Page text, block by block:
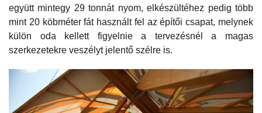
együtt mintegy 29 tonnát nyom, elkészültéhez pedig több
mint 20 köbméter fát használt fel az építői csapat, melynek
külön oda kellett figyelnie a tervezésnél a magas
szerkezetekre veszélyt jelentő szélre is.